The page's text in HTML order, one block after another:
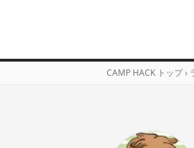
CAMP HACK トップ ›